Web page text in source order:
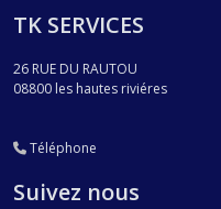
TK SERVICES
26 RUE DU RAUTOU
08800 les hautes riviéres
Téléphone
Suivez nous